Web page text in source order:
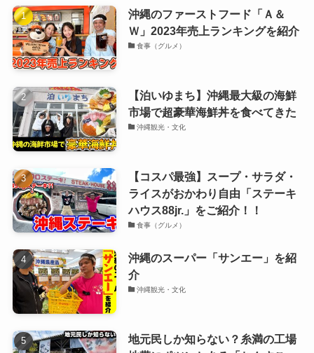
沖縄のファーストフード「Ａ＆
Ｗ」2023年売上ランキングを紹介
食事（グルメ）
【泊いゆまち】沖縄最大級の海鮮
市場で超豪華海鮮丼を食べてきた
沖縄観光・文化
【コスパ最強】スープ・サラダ・
ライスがおかわり自由「ステーキ
ハウス88jr.」をご紹介！！
食事（グルメ）
沖縄のスーパー「サンエー」を紹
介
沖縄観光・文化
地元民しか知らない？糸満の工場